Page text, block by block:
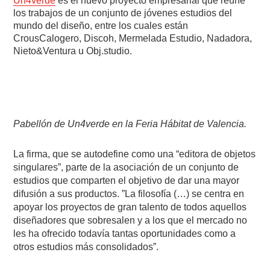
los trabajos de un conjunto de jóvenes estudios del
mundo del diseño, entre los cuales están
CrousCalogero, Discoh, Mermelada Estudio, Nadadora,
Nieto&Ventura u Obj.studio.
Pabellón de Un4verde en la Feria Hábitat de Valencia.
La firma, que se autodefine como una “editora de objetos
singulares”, parte de la asociación de un conjunto de
estudios que comparten el objetivo de dar una mayor
difusión a sus productos. ”La filosofía (…) se centra en
apoyar los proyectos de gran talento de todos aquellos
diseñadores que sobresalen y a los que el mercado no
les ha ofrecido todavía tantas oportunidades como a
otros estudios más consolidados”.